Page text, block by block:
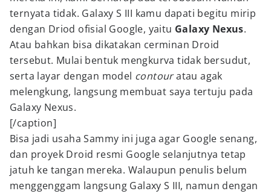
ternyata tidak. Galaxy S III kamu dapati begitu mirip
dengan Driod ofisial Google, yaitu Galaxy Nexus.
Atau bahkan bisa dikatakan cerminan Droid
tersebut. Mulai bentuk mengkurva tidak bersudut,
serta layar dengan model contouratau agak
melengkung, langsung membuat saya tertuju pada
Galaxy Nexus.
[/caption]
Bisa jadi usaha Sammy ini juga agar Google senang,
dan proyek Droid resmi Google selanjutnya tetap
jatuh ke tangan mereka. Walaupun penulis belum
menggenggam langsung Galaxy S III, namun dengan